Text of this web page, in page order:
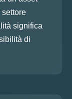
significa
di